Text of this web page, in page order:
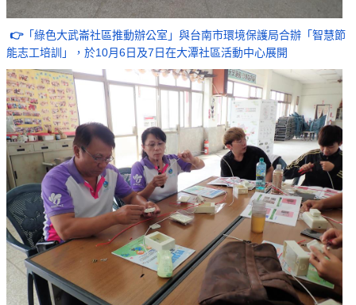
👉「綠色大武崙社區推動辦公室」與台南市環境保護局合辦「智慧節
能志工培訓」，於10月6日及7日在大潭社區活動中心展開